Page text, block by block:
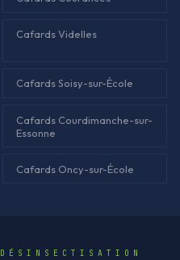
Cafards Videlles
Cafards Soisy-sur-École
Cafards Courdimanche-sur-
Essonne
Cafards Oncy-sur-École